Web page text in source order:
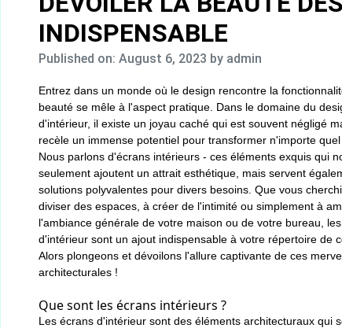
INDISPENSABLE
Published on: August 6, 2023 by admin
Entrez dans un monde où le design rencontre la
beauté se mêle à l'aspect pratique. Dans le domaine du
d'intérieur, il existe un joyau caché qui est souvent négligé
recèle un immense potentiel pour transformer n'importe quel
Nous parlons d'écrans intérieurs - ces éléments exquis qui
seulement ajoutent un attrait esthétique, mais servent
solutions polyvalentes pour divers besoins. Que vous
diviser des espaces, à créer de l'intimité ou simplement à
l'ambiance générale de votre maison ou de votre bureau,
d'intérieur sont un ajout indispensable à votre répertoire de
Alors plongeons et dévoilons l'allure captivante de ces
architecturales !
Que sont les écrans intérieurs ?
Les écrans d'intérieur sont des éléments architecturaux qui